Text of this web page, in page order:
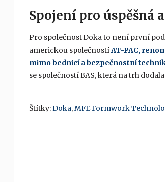
Spojení pro úspěšná
Pro společnost Doka to není první
americkou společnostíAT-PAC,
mimo bednicí a bezpečnostní
se společností BAS, která na trh
Štítky:Doka,MFE Formwork